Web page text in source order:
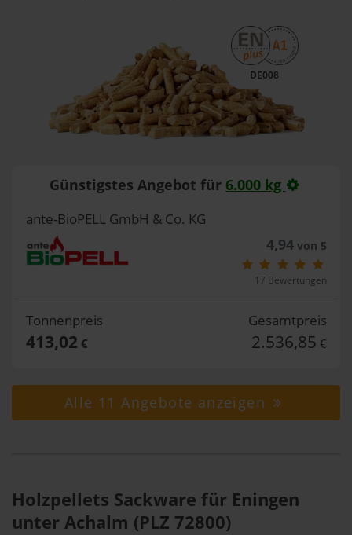
DE008
Günstigstes Angebot für 6.000 kg
ante-BioPELL GmbH & Co. KG
4,94von 5
17 Bewertungen
Tonnenpreis
413,02 €
Gesamtpreis
2.536,85 €
Alle 11 Angebote anzeigen
Holzpellets Sackware für Eningen
unter Achalm (PLZ 72800)